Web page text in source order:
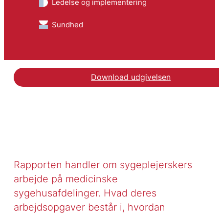
Ledelse og implementering
Sundhed
Download udgivelsen
Rapporten handler om sygeplejerskers
arbejde på medicinske
sygehusafdelinger. Hvad deres
arbejdsopgaver består i, hvordan